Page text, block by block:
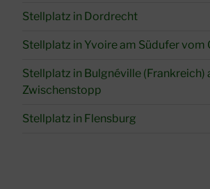
Stellplatz in Dordrecht
Stellplatz in Yvoire am Südufer vom
Stellplatz in Bulgnéville (Frankreich)
Zwischenstopp
Stellplatz in Flensburg